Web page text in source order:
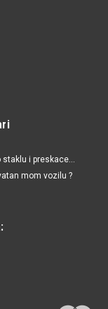
i preskace...
mom vozilu ?